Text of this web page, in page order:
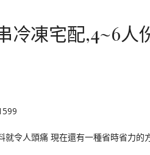
冷凍宅配,4~6人
令人頭痛 現在還有一種省時省力的